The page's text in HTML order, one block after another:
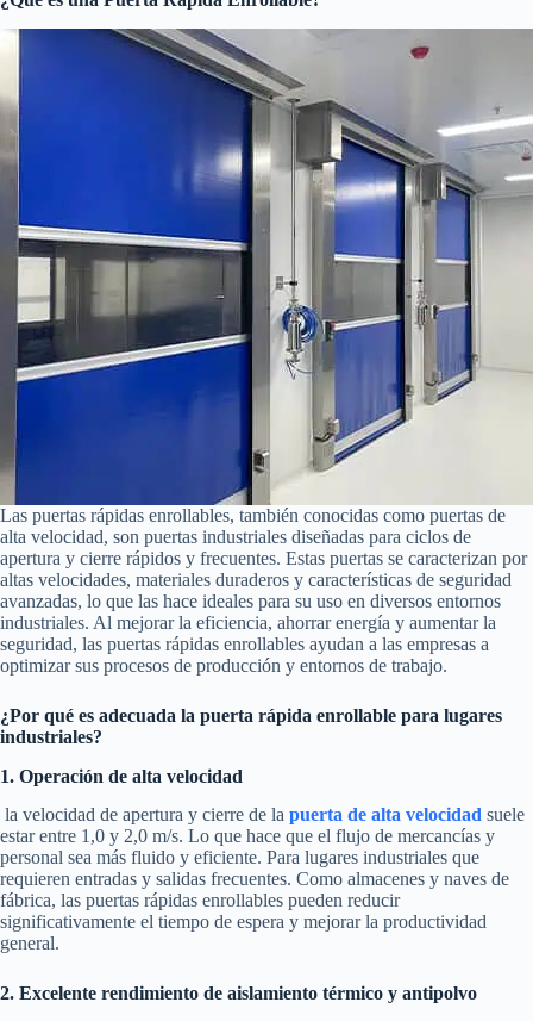
Las puertas rápidas enrollables, también conocidas como puertas de
alta velocidad, son puertas industriales diseñadas para ciclos de
apertura y cierre rápidos y frecuentes. Estas puertas se caracterizan por
altas velocidades, materiales duraderos y características de seguridad
avanzadas, lo que las hace ideales para su uso en diversos entornos
industriales. Al mejorar la eficiencia, ahorrar energía y aumentar la
seguridad, las puertas rápidas enrollables ayudan a las empresas a
optimizar sus procesos de producción y entornos de trabajo.
¿Por qué es adecuada la puerta rápida enrollable para lugares
industriales?
1. Operación de alta velocidad
la velocidad de apertura y cierre de la puerta de alta velocidad suele
estar entre 1,0 y 2,0 m/s. Lo que hace que el flujo de mercancías y
personal sea más fluido y eficiente. Para lugares industriales que
requieren entradas y salidas frecuentes. Como almacenes y naves de
fábrica, las puertas rápidas enrollables pueden reducir
significativamente el tiempo de espera y mejorar la productividad
general.
2. Excelente rendimiento de aislamiento térmico y antipolvo